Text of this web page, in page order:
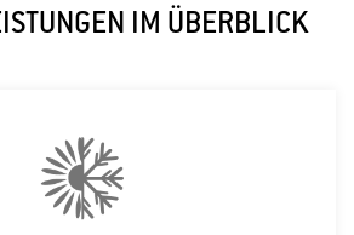
IM ÜBERBLICK